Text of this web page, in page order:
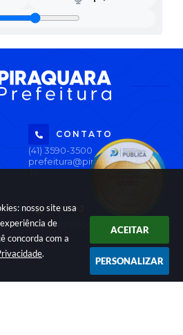
nosso site usa
de
concorda com a
.
ACEITAR
PERSONALIZAR
CONTATO
(41) 3590-3500
prefeitura@piraquara.pr.gov
.br
às
CNPJ
76.105.675/0001-67